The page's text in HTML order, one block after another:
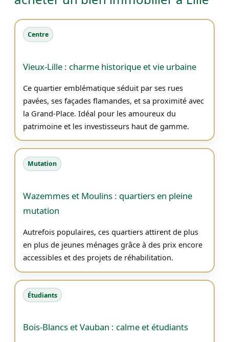
Centre
Vieux-Lille : charme historique et vie urbaine
Ce quartier emblématique séduit par ses rues
pavées, ses façades flamandes, et sa proximité avec
la Grand-Place. Idéal pour les amoureux du
patrimoine et les investisseurs haut de gamme.
Mutation
Wazemmes et Moulins : quartiers en pleine
mutation
Autrefois populaires, ces quartiers attirent de plus
en plus de jeunes ménages grâce à des prix encore
accessibles et des projets de réhabilitation.
Étudiants
Bois-Blancs et Vauban : calme et étudiants